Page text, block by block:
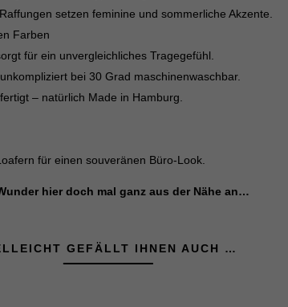
setzen feminine und sommerliche Akzente.
Farben
für ein unvergleichliches Tragegefühl.
bei 30 Grad maschinenwaschbar.
– natürlich Made in Hamburg.
für einen souveränen Büro-Look.
hier doch mal ganz aus der Nähe an…
GEFÄLLT IHNEN AUCH …